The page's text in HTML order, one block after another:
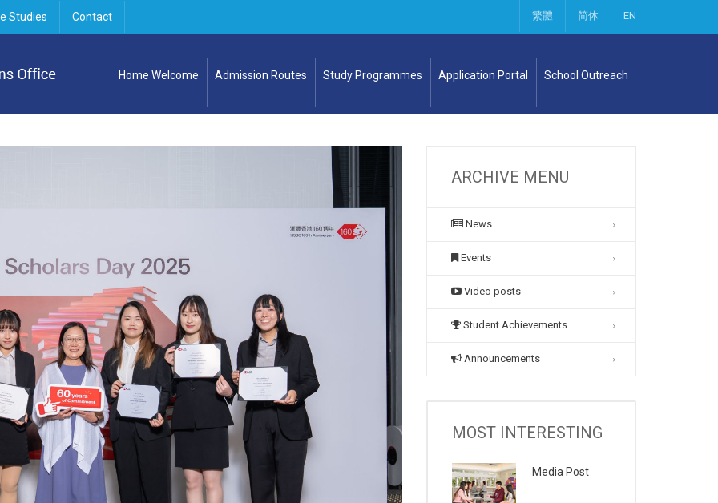
Studies Contact 繁體 简体 EN
Home Welcome Admission Routes Study Programmes Application Portal School Outreach
ARCHIVE MENU
News
Events
Video posts
Student Achievements
Announcements
MOST INTERESTING
Media Post